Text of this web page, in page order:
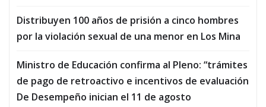
Distribuyen 100 años de prisión a cinco hombres
por la violación sexual de una menor en Los Mina
Ministro de Educación confirma al Pleno: “trámites
de pago de retroactivo e incentivos de evaluación
De Desempeño inician el 11 de agosto